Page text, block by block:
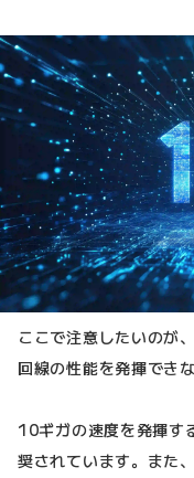
ここで注意したいのが
回線の性能を発揮でき
10ギガの速度を発揮す
奨されています。また